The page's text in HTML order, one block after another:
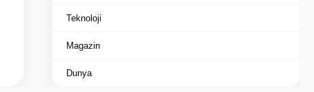
Teknoloji
Magazin
Dunya